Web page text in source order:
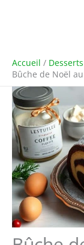
Accueil
Desserts
Bûche de Noël